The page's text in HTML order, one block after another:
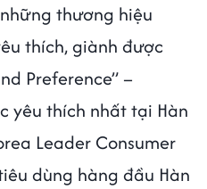
thương hiệu
thích, giành được
Preference” –
yêu thích nhất tại Hàn
Leader Consumer
dùng hàng đầu Hàn